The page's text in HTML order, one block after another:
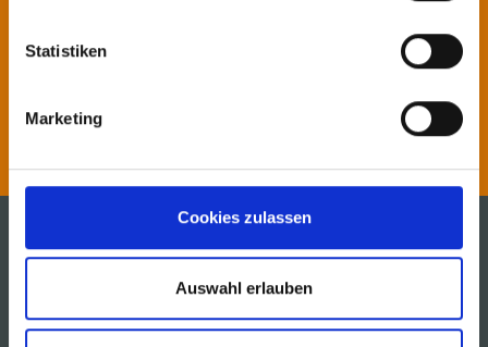
Statistiken
Marketing
Cookies zulassen
Auswahl erlauben
MSK Verpackungs-Systeme GmbH
Benzstrasse, 47533 Kleve, Deutschland
Telefon +49 (0) 2821 506-0